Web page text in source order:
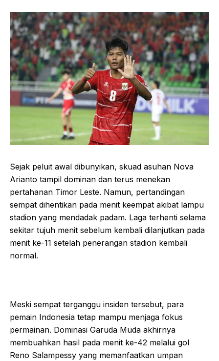
Sejak peluit awal dibunyikan, skuad asuhan Nova
Arianto tampil dominan dan terus menekan
pertahanan Timor Leste. Namun, pertandingan
sempat dihentikan pada menit keempat akibat lampu
stadion yang mendadak padam. Laga terhenti selama
sekitar tujuh menit sebelum kembali dilanjutkan pada
menit ke-11 setelah penerangan stadion kembali
normal.
Meski sempat terganggu insiden tersebut, para
pemain Indonesia tetap mampu menjaga fokus
permainan. Dominasi Garuda Muda akhirnya
membuahkan hasil pada menit ke-42 melalui gol
Reno Salampessy yang memanfaatkan umpan